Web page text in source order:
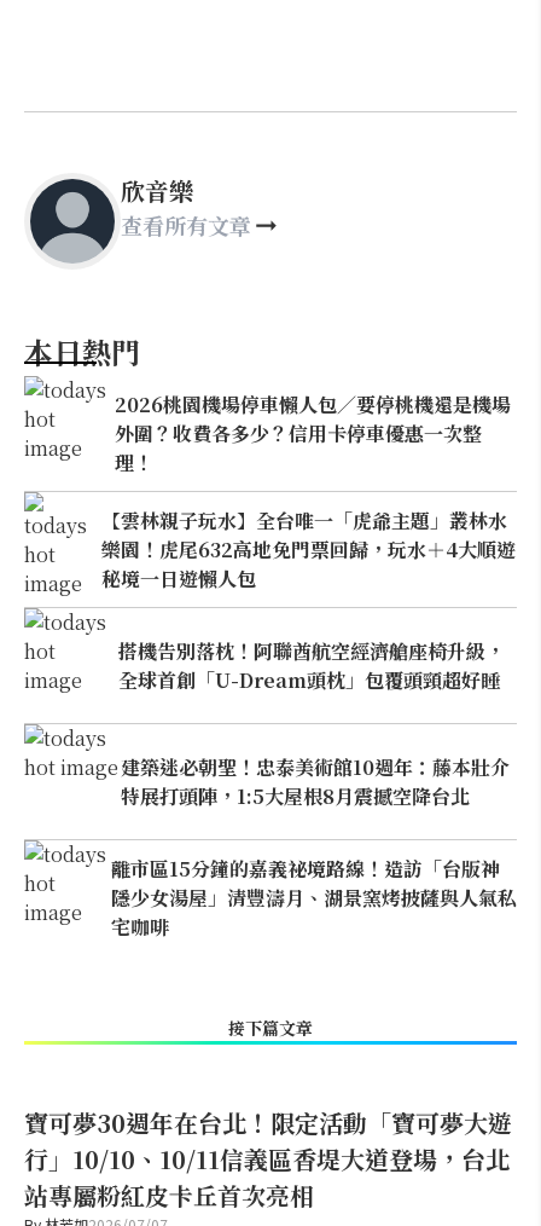
欣音樂
查看所有文章
本日熱門
2026桃園機場停車懶人包／要停桃機還是機場
外圍？收費各多少？信用卡停車優惠一次整
理！
【雲林親子玩水】全台唯一「虎爺主題」叢林水
樂園！虎尾632高地免門票回歸，玩水＋4大順遊
秘境一日遊懶人包
搭機告別落枕！阿聯酋航空經濟艙座椅升級，
全球首創「U-Dream頭枕」包覆頭頸超好睡
建築迷必朝聖！忠泰美術館10週年：藤本壯介
特展打頭陣，1:5大屋根8月震撼空降台北
離市區15分鐘的嘉義祕境路線！造訪「台版神
隱少女湯屋」清豐濤月、湖景窯烤披薩與人氣私
宅咖啡
接下篇文章
寶可夢30週年在台北！限定活動「寶可夢大遊
行」10/10、10/11信義區香堤大道登場，台北
站專屬粉紅皮卡丘首次亮相